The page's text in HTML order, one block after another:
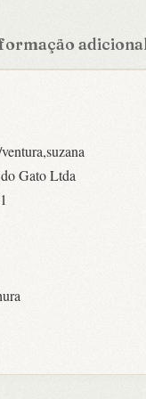
Gato Ltda